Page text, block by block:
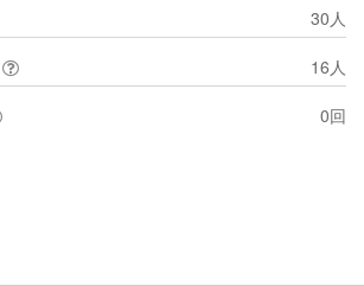
30人
16人
0回